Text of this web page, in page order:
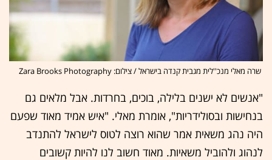
שרה מאלי מנכ''לית מגבית קנדה בישראל / צילום: Zara Brooks Photography
"אנשים לא ישנים בלילה, בוכים, בחרדות. אבל מלאים גם
בנחישות ובסולידריות", אומרת מאלי. "איש אמיד מאוד שפעם
היה נהג משאית אמר שהוא רוצה לטוס לישראל להתנדב
לנהוג ולהוביל משאיות. מאוד חשוב לנו להיות קשובים